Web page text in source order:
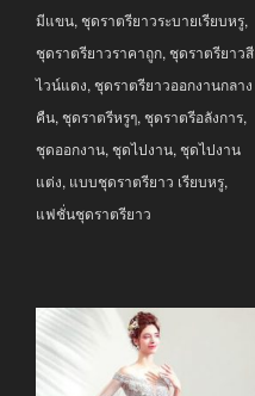
มีแขน, ชุดราตรียาวระบายเรียบหรู,
ชุดราตรียาวราคาถูก, ชุดราตรียาวสี
ไวน์แดง, ชุดราตรียาวออกงานกลาง
คืน, ชุดราตรีหรูๆ, ชุดราตรีอลังการ,
ชุดออกงาน, ชุดไปงาน, ชุดไปงาน
แต่ง, แบบชุดราตรียาว เรียบหรู,
แฟชั่นชุดราตรียาว